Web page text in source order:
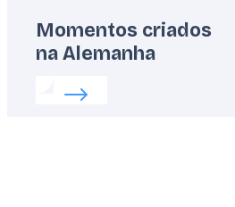
Momentos criados
na Alemanha
Read more about: